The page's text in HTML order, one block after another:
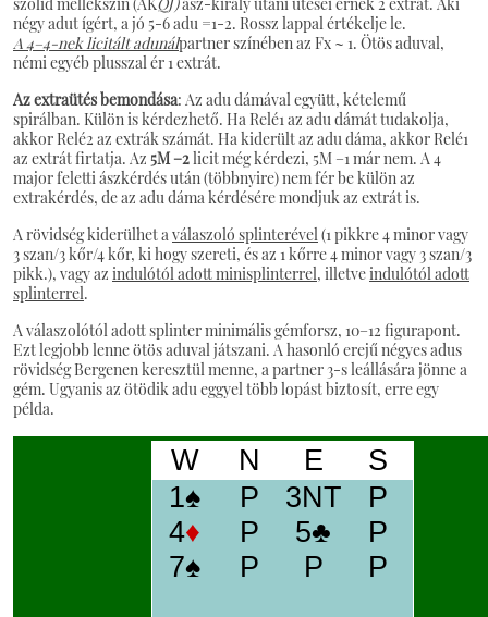
négy adut ígért, a jó 5-6 adu =1-2. Rossz lappal értékelje le.
A 4–4-nek licitált adunálpartner színében az Fx ~ 1. Ötös aduval,
némi egyéb plusszal ér 1 extrát.
Az extraütés bemondása: Az adu dámával együtt, kételemű
spirálban. Külön is kérdezhető. Ha Relé1 az adu dámát tudakolja,
akkor Relé2 az extrák számát. Ha kiderült az adu dáma, akkor Relé1
az extrát firtatja. Az 5M –2licit még kérdezi, 5M –1 már nem. A 4
major feletti ászkérdés után (többnyire) nem fér be külön az
extrakérdés, de az adu dáma kérdésére mondjuk az extrát is.
A rövidség kiderülhet aválaszoló splinterével(1 pikkre 4 minor vagy
3 szan/3 kőr/4 kőr, ki hogy szereti, és az 1 kőrre 4 minor vagy 3 szan/3
pikk.), vagy az indulótól adott minisplinterrel, illetveindulótól adott
splinterrel.
A válaszolótól adott splinter minimális gémforsz, 10–12 figurapont.
Ezt legjobb lenne ötös aduval játszani. A hasonló erejű négyes adus
rövidség Bergenen keresztül menne, a partner 3-s leállására jönne a
gém. Ugyanis az ötödik adu eggyel több lopást biztosít, erre egy
példa.